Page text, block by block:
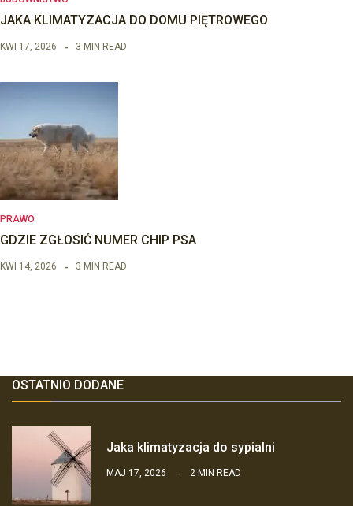
JAKA KLIMATYZACJA DO DOMU PIĘTROWEGO
KWI 17, 2026 3 MIN READ
PRAWO
GDZIE ZGŁOSIĆ NUMER CHIP PSA
KWI 14, 2026 3 MIN READ
OSTATNIO DODANE
Jaka klimatyzacja do sypialni
MAJ 17, 2026 2 MIN READ